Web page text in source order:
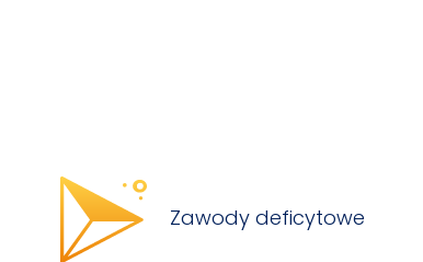
Zawody deficytowe